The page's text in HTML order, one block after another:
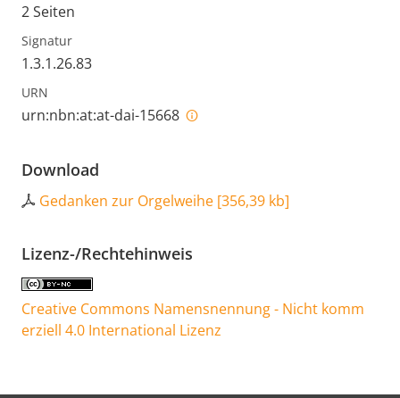
2 Seiten
Signatur
1.3.1.26.83
URN
urn:nbn:at:at-dai-15668
Download
Gedanken zur Orgelweihe [356,39 kb]
Lizenz-/Rechtehinweis
Creative Commons Namensnennung - Nicht komm
erziell 4.0 International Lizenz